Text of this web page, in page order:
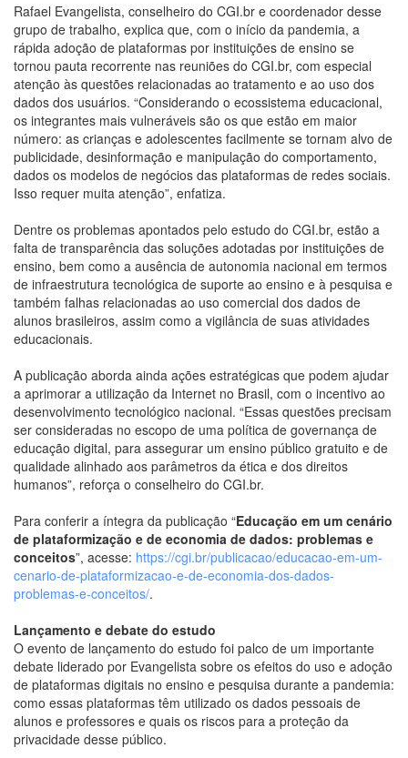
Rafael Evangelista, conselheiro do CGI.br e coordenador desse
grupo de trabalho, explica que, com o início da pandemia, a
rápida adoção de plataformas por instituições de ensino se
tornou pauta recorrente nas reuniões do CGI.br, com especial
atenção às questões relacionadas ao tratamento e ao uso dos
dados dos usuários. “Considerando o ecossistema educacional,
os integrantes mais vulneráveis são os que estão em maior
número: as crianças e adolescentes facilmente se tornam alvo de
publicidade, desinformação e manipulação do comportamento,
dados os modelos de negócios das plataformas de redes sociais.
Isso requer muita atenção”, enfatiza.
Dentre os problemas apontados pelo estudo do CGI.br, estão a
falta de transparência das soluções adotadas por instituições de
ensino, bem como a ausência de autonomia nacional em termos
de infraestrutura tecnológica de suporte ao ensino e à pesquisa e
também falhas relacionadas ao uso comercial dos dados de
alunos brasileiros, assim como a vigilância de suas atividades
educacionais.
A publicação aborda ainda ações estratégicas que podem ajudar
a aprimorar a utilização da Internet no Brasil, com o incentivo ao
desenvolvimento tecnológico nacional. “Essas questões precisam
ser consideradas no escopo de uma política de governança de
educação digital, para assegurar um ensino público gratuito e de
qualidade alinhado aos parâmetros da ética e dos direitos
humanos”, reforça o conselheiro do CGI.br.
Para conferir a íntegra da publicação “Educação em um cenário
de plataformização e de economia de dados: problemas e
conceitos”, acesse: https://cgi.br/publicacao/educacao-em-um-
cenario-de-plataformizacao-e-de-economia-dos-dados-
problemas-e-conceitos/.
Lançamento e debate do estudo
O evento de lançamento do estudo foi palco de um importante
debate liderado por Evangelista sobre os efeitos do uso e adoção
de plataformas digitais no ensino e pesquisa durante a pandemia:
como essas plataformas têm utilizado os dados pessoais de
alunos e professores e quais os riscos para a proteção da
privacidade desse público.